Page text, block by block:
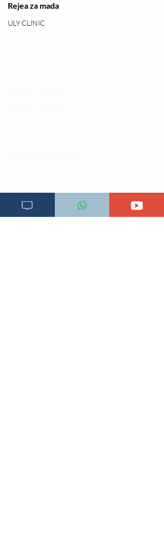
Rejea za mada
ULY CLINIC
Maoni ya mteja